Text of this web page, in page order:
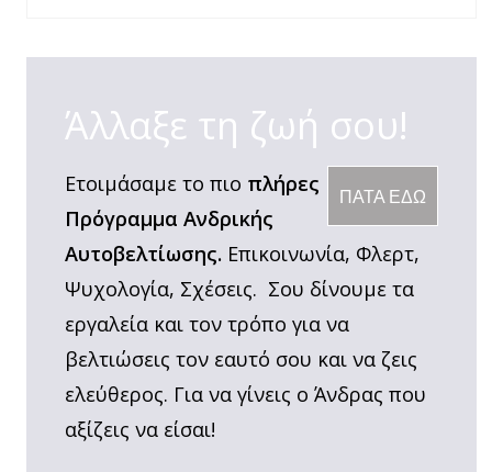
Άλλαξε τη ζωή σου!
ΠΑΤΑ ΕΔΩ
Ετοιμάσαμε το πιο πλήρες
Πρόγραμμα Ανδρικής
Αυτοβελτίωσης. Επικοινωνία, Φλερτ,
Ψυχολογία, Σχέσεις. Σου δίνουμε τα
εργαλεία και τον τρόπο για να
βελτιώσεις τον εαυτό σου και να ζεις
ελεύθερος. Για να γίνεις ο Άνδρας που
αξίζεις να είσαι!